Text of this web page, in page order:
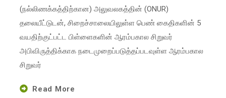
(நல்லிணக்கத்திற்கான) அலுவலகத்தின் (ONUR)
தலையீட்டுடன், சிறைச்சாலையிலுள்ள பெண் கைதிகளின் 5
வயதிற்குட்பட்ட பிள்ளைகளின் ஆரம்பகால சிறுவர்
அபிவிருத்திக்காக நடைமுறைப்படுத்தப்படவுள்ள ஆரம்பகால
சிறுவர்
Read More